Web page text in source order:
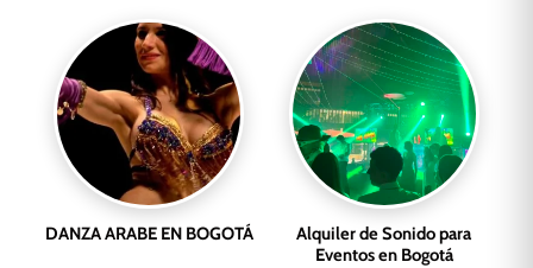
DANZA ARABE EN BOGOTÁ
Alquiler de Sonido para
Eventos en Bogotá